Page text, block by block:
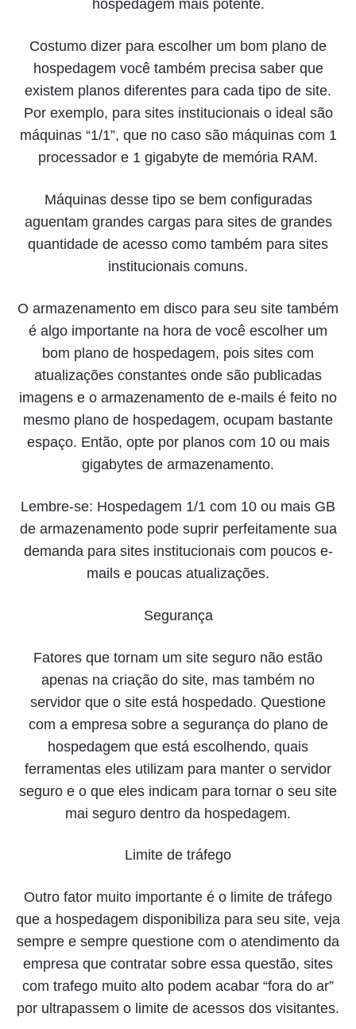
hospedagem mais potente.
Costumo dizer para escolher um bom plano de
hospedagem você também precisa saber que
existem planos diferentes para cada tipo de site.
Por exemplo, para sites institucionais o ideal são
máquinas “1/1”, que no caso são máquinas com 1
processador e 1 gigabyte de memória RAM.
Máquinas desse tipo se bem configuradas
aguentam grandes cargas para sites de grandes
quantidade de acesso como também para sites
institucionais comuns.
O armazenamento em disco para seu site também
é algo importante na hora de você escolher um
bom plano de hospedagem, pois sites com
atualizações constantes onde são publicadas
imagens e o armazenamento de e-mails é feito no
mesmo plano de hospedagem, ocupam bastante
espaço. Então, opte por planos com 10 ou mais
gigabytes de armazenamento.
Lembre-se: Hospedagem 1/1 com 10 ou mais GB
de armazenamento pode suprir perfeitamente sua
demanda para sites institucionais com poucos e-
mails e poucas atualizações.
Segurança
Fatores que tornam um site seguro não estão
apenas na criação do site, mas também no
servidor que o site está hospedado. Questione
com a empresa sobre a segurança do plano de
hospedagem que está escolhendo, quais
ferramentas eles utilizam para manter o servidor
seguro e o que eles indicam para tornar o seu site
mai seguro dentro da hospedagem.
Limite de tráfego
Outro fator muito importante é o limite de tráfego
que a hospedagem disponibiliza para seu site, veja
sempre e sempre questione com o atendimento da
empresa que contratar sobre essa questão, sites
com trafego muito alto podem acabar “fora do ar”
por ultrapassem o limite de acessos dos visitantes.